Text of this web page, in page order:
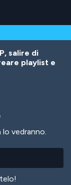
salire di
playlist e
vedranno.